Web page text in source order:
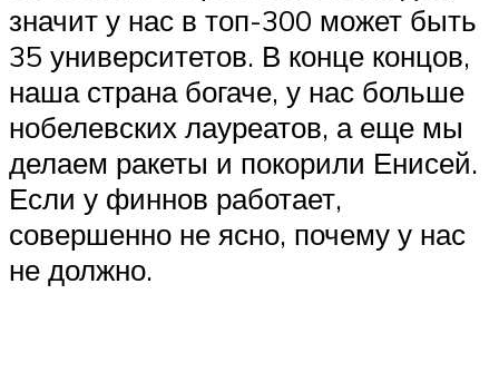
значит у нас в топ-300 может быть
35 университетов. В конце концов,
наша страна богаче, у нас больше
нобелевских лауреатов, а еще мы
делаем ракеты и покорили Енисей.
Если у финнов работает,
совершенно не ясно, почему у нас
не должно.